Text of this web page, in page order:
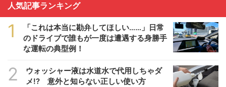
人気記事ランキング
1
「これは本当に勘弁してほしい……」日常
のドライブで誰もが一度は遭遇する身勝手
な運転の典型例！
2
ウォッシャー液は水道水で代用しちゃダ
メ!? 意外と知らない正しい使い方